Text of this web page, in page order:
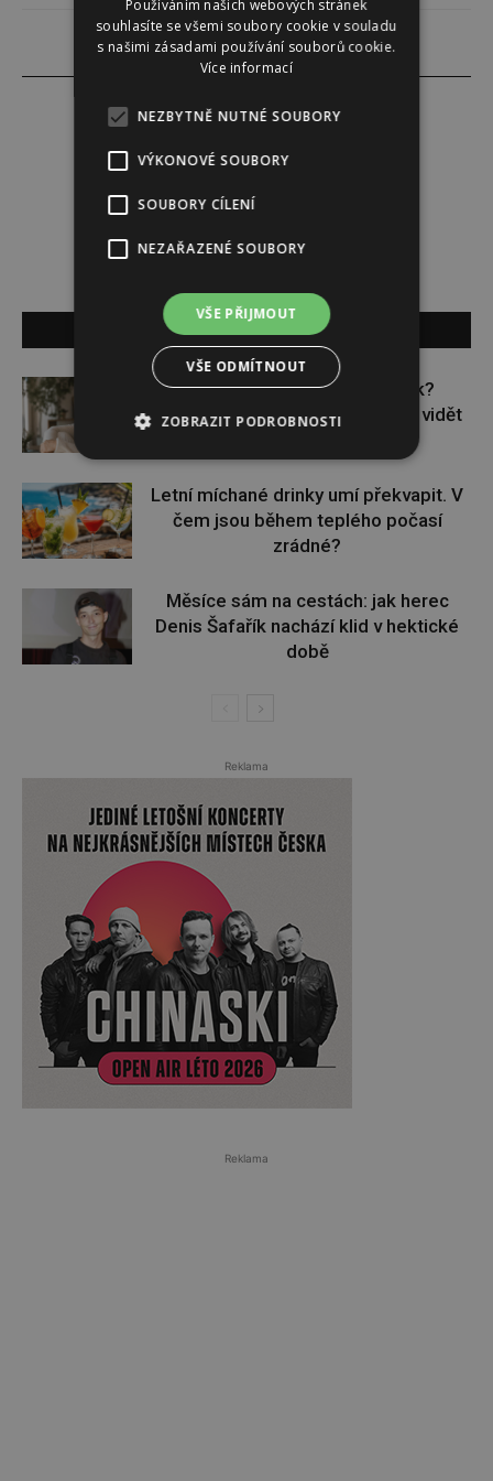
Lucie Šáleová
SOUVISEJÍCÍ ČLÁNKY
Padesátka jako nový začátek?
Generace žen má pocit, že není vidět
Letní míchané drinky umí překvapit. V
čem jsou během teplého počasí
zrádné?
Měsíce sám na cestách: jak herec
Denis Šafařík nachází klid v hektické
době
Reklama
Reklama
Používáním našich webových stránek
souhlasíte se všemi soubory cookie v souladu
s našimi zásadami používání souborů cookie.
Více informací
NEZBYTNĚ NUTNÉ SOUBORY
VÝKONOVÉ SOUBORY
SOUBORY CÍLENÍ
NEZAŘAZENÉ SOUBORY
VŠE PŘIJMOUT
VŠE ODMÍTNOUT
ZOBRAZIT PODROBNOSTI